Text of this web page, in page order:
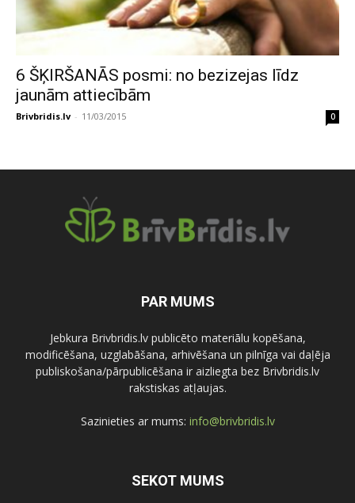
6 ŠĶIRŠANĀS posmi: no bezizejas līdz
jaunām attiecībām
Brivbridis.lv - 11/03/2015 0
PAR MUMS
Jebkura Brivbridis.lv publicēto materiālu kopēšana,
modificēšana, uzglabāšana, arhivēšana un pilnīga vai daļēja
publiskošana/pārpublicēšana ir aizliegta bez Brivbridis.lv
rakstiskas atļaujas.
Sazinieties ar mums: info@brivbridis.lv
SEKOT MUMS